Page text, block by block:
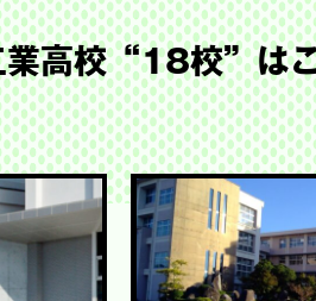
業高校“18校”は